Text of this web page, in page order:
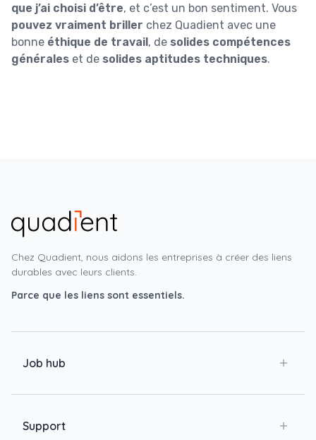
que j’ai choisi d’être, et c’est un bon sentiment. Vous
pouvez vraiment briller chez Quadient avec une
bonne éthique de travail, de solides compétences
générales et de solides aptitudes techniques.
Chez Quadient, nous aidons les entreprises à créer des liens
durables avec leurs clients.
Parce que les liens sont essentiels.
Job hub
Support